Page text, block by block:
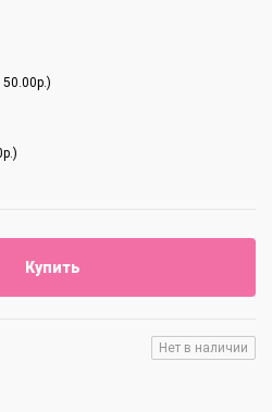
Купить
Нет в наличии